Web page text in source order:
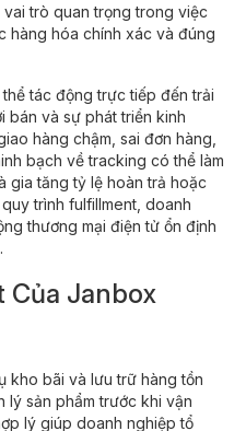
trò quan trọng trong việc
hàng hóa chính xác và đúng
tác động trực tiếp đến trải
bán và sự phát triển kinh
hàng chậm, sai đơn hàng,
bạch về tracking có thể làm
gia tăng tỷ lệ hoàn trả hoặc
trình fulfillment, doanh
thương mại điện tử ổn định
Của Janbox
kho bãi và lưu trữ hàng tồn
lý sản phẩm trước khi vận
lý giúp doanh nghiệp tổ